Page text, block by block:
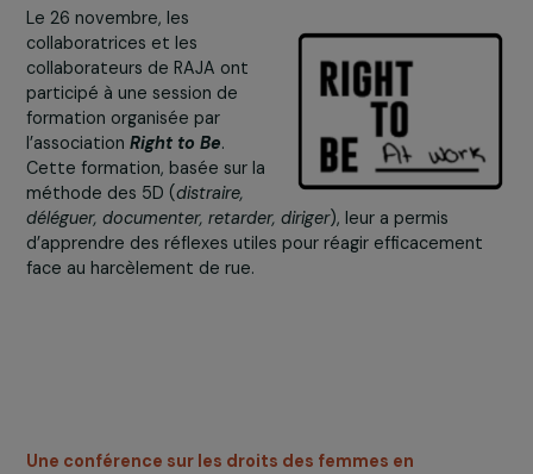
organisées dans plusieurs filiales européennes du
RAJA. Au siège de RAJA en France, une marche d’une
autour d’un lac a rassemblé les équipes locales,
symbolisant l’élan de solidarité à travers tout le
collaborateurs de RAJA ont